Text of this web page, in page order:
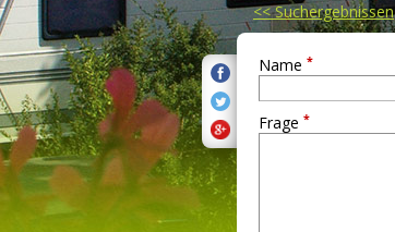
<<Suchergebnissen
Name *
Frage *